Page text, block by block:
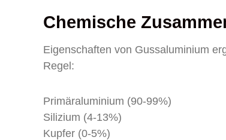
Chemische
Eigenschaften von Gussaluminium
Regel:
Primäraluminium (90-99%)
Silizium (4-13%)
Kupfer (0-5%)